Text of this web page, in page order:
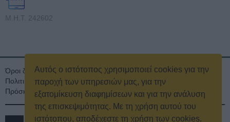
Αυτός ο ιστότοπος χρησιμοποιεί cookies για την
παροχή των υπηρεσιών μας, για την
εξατομίκευση διαφημίσεων και για την ανάλυση
της επισκεψιμότητας. Με τη χρήση αυτού του
ιστότοπου, αποδέχεστε τη χρήση των cookies.
Μ.Η.Τ. 242602
Όροι διαγωνισμού Όροι Χρήσης
Ταυτότητα
Πολιτική Απορρήτου & Cookies
Επικοινωνία
Οικονομικά στοιχεία
Πρόσκληση τακτικής γενικής συνέλευσης
Κρατική Διαφήμιση